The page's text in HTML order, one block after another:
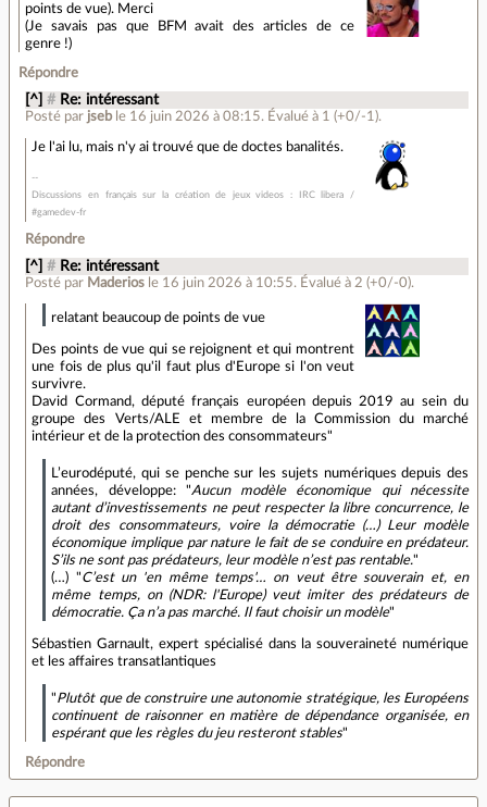
points de vue). Merci
(Je savais pas que BFM avait des articles de ce
genre !)
Répondre
[^] # Re: intéressant
Posté par jseb le 16 juin 2026 à 08:15. Évalué à 1 (+0/-1).
Je l'ai lu, mais n'y ai trouvé que de doctes banalités.
Discussions en français sur la création de jeux videos : IRC libera /
#gamedev-fr
Répondre
[^] # Re: intéressant
Posté par Maderios le 16 juin 2026 à 10:55. Évalué à 2 (+0/-0).
relatant beaucoup de points de vue
Des points de vue qui se rejoignent et qui montrent
une fois de plus qu'il faut plus d'Europe si l'on veut
survivre.
David Cormand, député français européen depuis 2019 au sein du
groupe des Verts/ALE et membre de la Commission du marché
intérieur et de la protection des consommateurs"
L’eurodéputé, qui se penche sur les sujets numériques depuis des
années, développe: "Aucun modèle économique qui nécessite
autant d’investissements ne peut respecter la libre concurrence, le
droit des consommateurs, voire la démocratie (…) Leur modèle
économique implique par nature le fait de se conduire en prédateur.
S’ils ne sont pas prédateurs, leur modèle n’est pas rentable."
(…) "C’est un 'en même temps'… on veut être souverain et, en
même temps, on (NDR: l'Europe) veut imiter des prédateurs de
démocratie. Ça n’a pas marché. Il faut choisir un modèle"
Sébastien Garnault, expert spécialisé dans la souveraineté numérique
et les affaires transatlantiques
"Plutôt que de construire une autonomie stratégique, les Européens
continuent de raisonner en matière de dépendance organisée, en
espérant que les règles du jeu resteront stables"
Répondre